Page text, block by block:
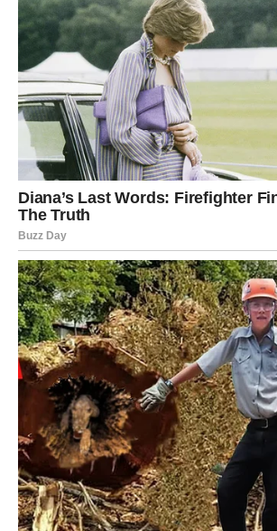
Emotivno isceljenje
Veliko čudo za Ribe leži u isceljenju
koja su bolela sada gube snagu. Ljudi iz
da imaju uticaj na vaše emocije. Srce se
pronalazi sigurnost. Ribe osećaju da su
mestu gde mogu da dišu punim plućima.
Čak i u svakodnevnim odnosima – sa
prijateljima, okruženjem – osećate više
Kao da vas univerzum grli i poručuje:
voljen/a si.